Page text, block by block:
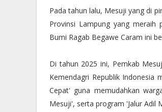
Pada tahun lalu, Mesuji yang di
Provinsi Lampung yang meraih
Bumi Ragab Begawe Caram ini
Di tahun 2025 ini, Pemkab
Kemendagri Republik Indonesia
Cepat' guna memudahkan
Mesuji', serta program 'Jalur Adil